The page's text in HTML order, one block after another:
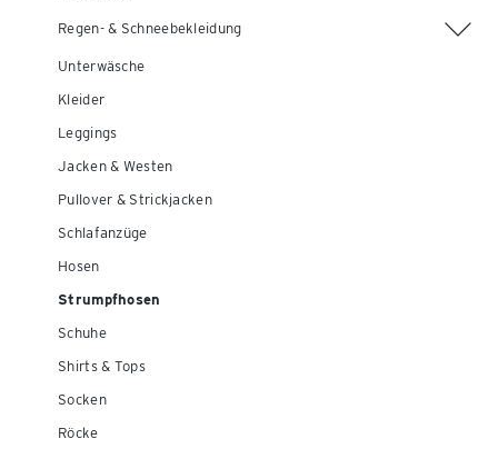
Regen- & Schneebekleidung
Unterwäsche
Kleider
Leggings
Jacken & Westen
Pullover & Strickjacken
Schlafanzüge
Hosen
Strumpfhosen
Schuhe
Shirts & Tops
Socken
Röcke